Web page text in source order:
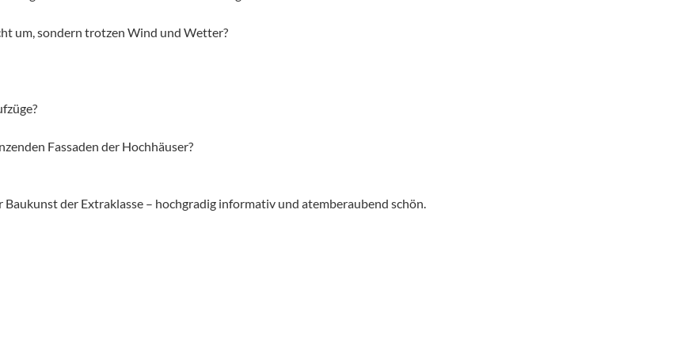
um, sondern trotzen Wind und Wetter?
Fassaden der Hochhäuser?
der Extraklasse – hochgradig informativ und atemberaubend schön.